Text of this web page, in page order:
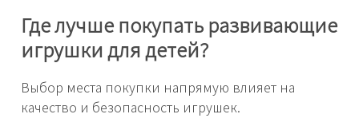
Где лучше покупать развивающие
игрушки для детей?
Выбор места покупки напрямую влияет на
качество и безопасность игрушек.